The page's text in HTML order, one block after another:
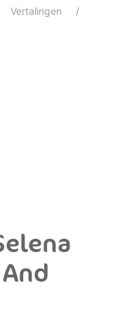
Vertalingen